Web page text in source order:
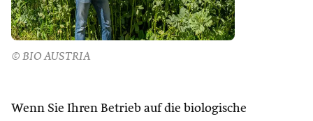
© BIO AUSTRIA
Wenn Sie Ihren Betrieb auf die biologische